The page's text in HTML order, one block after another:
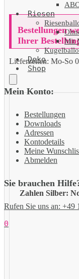
Riesen
Mit
Deko
Shop
Mein Konto:
Bestellungen
Downloads
Adressen
Kontodetails
Meine
Abmelden
Sie brauchen
Rufen Sie uns an: +49
0
Bestellungen
Ihrer
Lieferzeiten: Mo-So
Zahlen Silber: